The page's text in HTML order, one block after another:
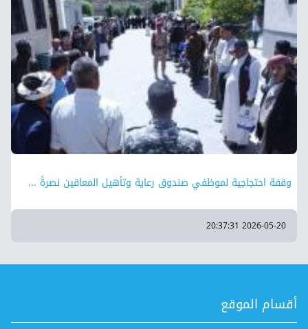
وقفة احتجاجية لموظفي صندوق رعاية وتأهيل المعاقين نصرةً ...
2026-05-20 20:37:31
أقسام الموقع